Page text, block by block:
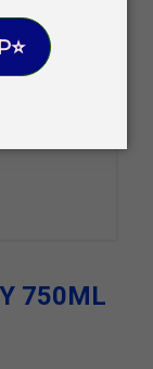
750ML